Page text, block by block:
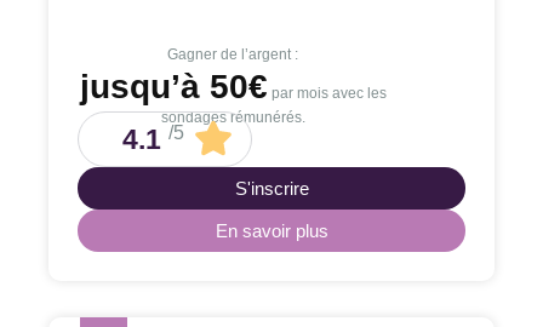
Gagner de l’argent :
jusqu’à 50€ par mois avec les
sondages rémunérés.
4.1 /5
S'inscrire
En savoir plus